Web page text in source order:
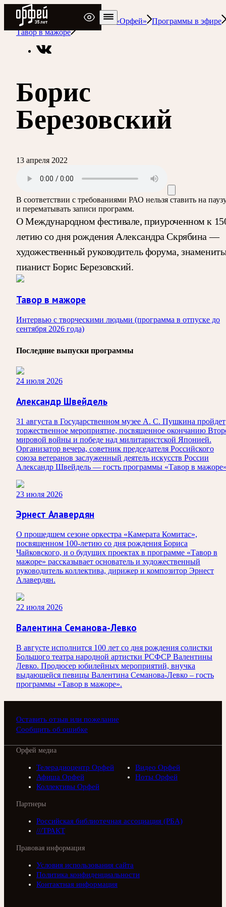
Радио Орфей
Радио классической музыки «Орфей»
Программы в эфире
Тавор в мажоре
Борис
Березовский
13 апреля 2022
В соответствии с требованиями РАО нельзя ставить на
и перематывать записи программ.
О Международном фестивале, приуроченном к
летию со дня рождения Александра Скрябина —
художественный руководитель форума,
пианист Борис Березовский.
Тавор в мажоре
Интервью с творческими людьми (программа в отпуске до
сентября 2026 года)
Последние выпуски программы
24 июля 2026
Александр Швейдель
31 августа в Государственном музее А. С. Пушкина пройдет
торжественное мероприятие, посвященное окончанию
мировой войны и победе над милитаристской Японией.
Организатор вечера, советник председателя Российского
союза ветеранов заслуженный деятель искусств России
Александр Швейдель — гость программы «Тавор в
23 июля 2026
Эрнест Алавердян
О прошедшем сезоне оркестра «Камерата Комитас»,
посвященном 100-летию со дня рождения Бориса
Чайковского, и о будущих проектах в программе «Тавор в
мажоре» рассказывает основатель и художественный
руководитель коллектива, дирижер и композитор Эрнест
Алавердян.
22 июля 2026
Валентина Семанова-Левко
В августе исполнится 100 лет со дня рождения солистки
Большого театра народной артистки РСФСР Валентины
Левко. Продюсер юбилейных мероприятий, внучка
выдающейся певицы Валентина Семанова-Левко – гость
программы «Тавор в мажоре».
Оставить отзыв или пожелание
Сообщить об ошибке
Орфей медиа
Телерадиоцентр Орфей
Видео Орфей
Афиша Орфей
Ноты Орфей
Коллективы Орфей
Партнеры
Российская библиотечная ассоциация (РБА)
///ТРАКТ
Правовая информация
Условия использования сайта
Политика конфиденциальности
Контактная информация